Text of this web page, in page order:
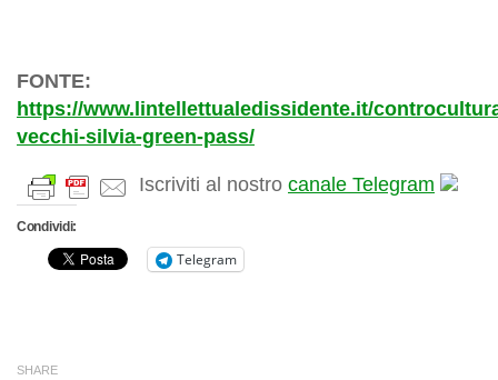
FONTE:
https://www.lintellettualedissidente.it/
vecchi-silvia-green-pass/
Iscriviti al nostro canale Telegram
Condividi:
Telegram
SHARE